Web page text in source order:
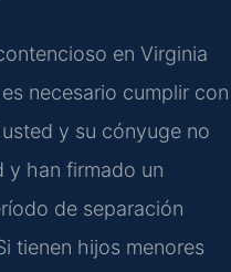
en Virginia
es necesario cumplir con
y su cónyuge no
y han firmado un
de separación
tienen hijos menores